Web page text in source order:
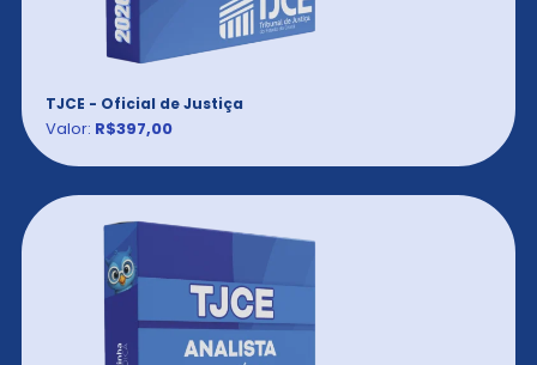
TJCE - Oficial de Justiça
Valor: R$397,00